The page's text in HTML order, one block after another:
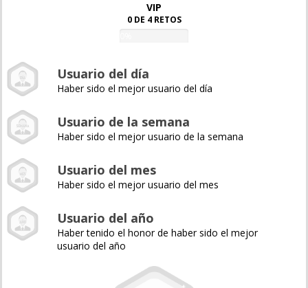
VIP
0 DE 4 RETOS
Usuario del día
Haber sido el mejor usuario del día
Usuario de la semana
Haber sido el mejor usuario de la semana
Usuario del mes
Haber sido el mejor usuario del mes
Usuario del año
Haber tenido el honor de haber sido el mejor
usuario del año